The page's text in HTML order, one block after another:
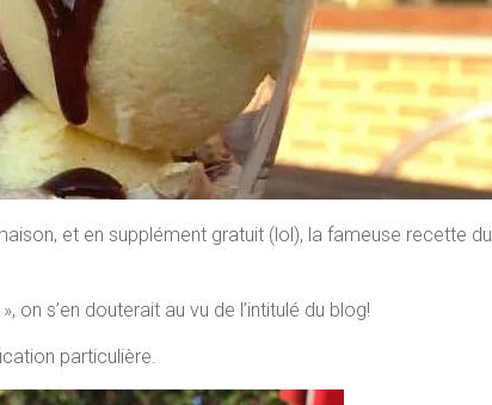
et en supplément gratuit (lol), la fameuse recette du
on s’en douterait au vu de l’intitulé du blog!
particulière.